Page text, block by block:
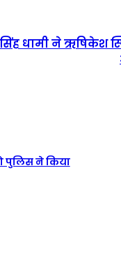
धामी ने ऋषिकेश
पुलिस ने किया